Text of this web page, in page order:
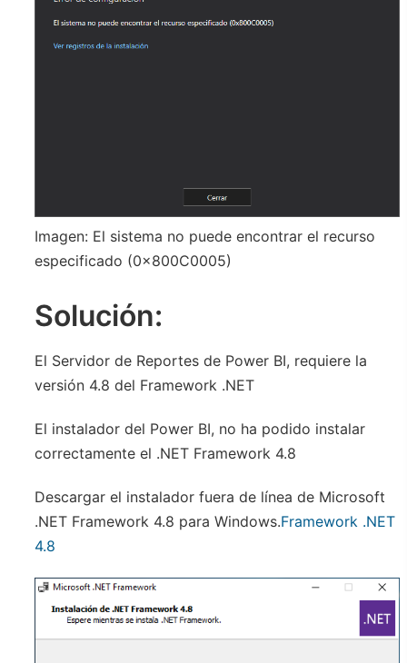
Imagen: El sistema no puede encontrar el recurso
especificado (0x800C0005)
Solución:
El Servidor de Reportes de Power BI, requiere la
versión 4.8 del Framework .NET
El instalador del Power BI, no ha podido instalar
correctamente el .NET Framework 4.8
Descargar el instalador fuera de línea de Microsoft
.NET Framework 4.8 para Windows.Framework .NET
4.8